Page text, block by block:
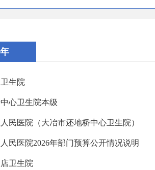
生院
心卫生院本级
民医院（大冶市还地桥中心卫生院）
民医院2026年部门预算公开情况说明
卫生院